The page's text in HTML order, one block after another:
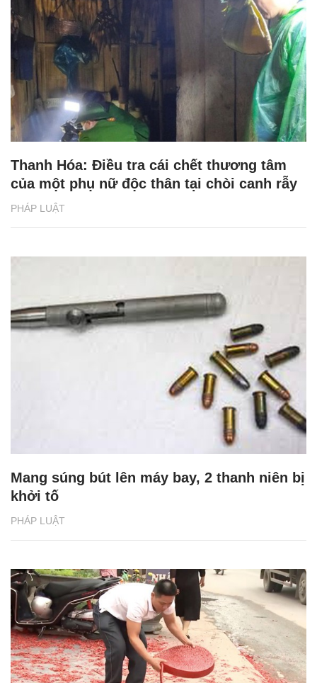
PHÁP LUẬT
Thanh Hóa: Điều tra cái chết thương tâm
của một phụ nữ độc thân tại chòi canh rẫy
PHÁP LUẬT
Mang súng bút lên máy bay, 2 thanh niên bị
khởi tố